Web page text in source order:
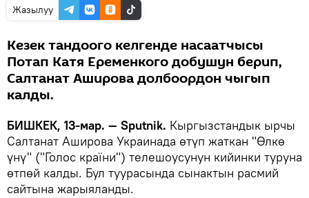
Жазылуу
Кезек тандоого келгенде насаатчысы
Потап Катя Еременкого добушун берип,
Салтанат Аширова долбоордон чыгып
калды.
БИШКЕК, 13-мар. — Sputnik. Кыргызстандык ырчы
Салтанат Аширова Украинада өтүп жаткан "Өлкө
үнү" ("Голос країни") телешоусунун кийинки туруна
өтпөй калды. Бул туурасында сынактын расмий
сайтына жарыяланды.